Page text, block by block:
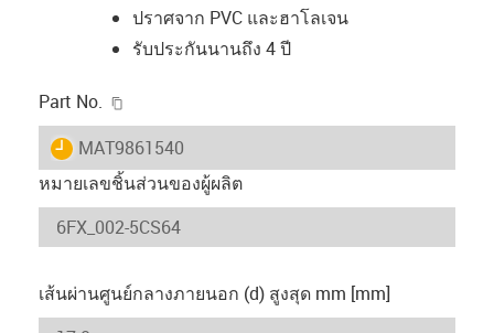
ปราศจาก PVC และฮาโลเจน
รับประกันนานถึง 4 ปี
Part No.
igus-icon-lieferzeit
MAT9861540
หมายเลขชิ้นส่วนของผู้ผลิต
เส้นผ่านศูนย์กลางภายนอก (d) สูงสุด mm [mm]